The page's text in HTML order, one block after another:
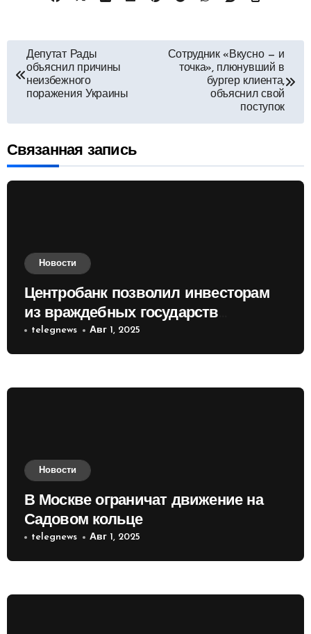
Навигация
по
Депутат Рады
объяснил причины
неизбежного
поражения Украины
Сотрудник «Вкусно — и
точка», плюнувший в
бургер клиента,
объяснил свой
поступок
Связанная запись
Новости
Центробанк позволил инвесторам
из враждебных государств
приобретать валюту
telegnews Авг 1, 2025
Новости
В Москве ограничат движение на
Садовом кольце
telegnews Авг 1, 2025